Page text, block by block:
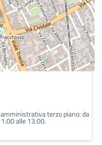
terzo piano: da
alle 13.00.